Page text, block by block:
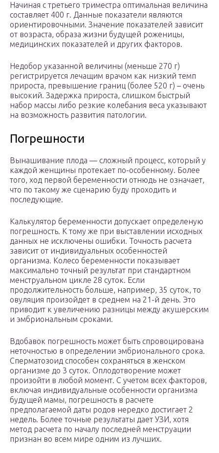
Начиная с третьего триместра оптимальная величина
составляет 400 г. Данные показатели являются
ориентировочными. Значение показателей зависит
от возраста, образа жизни будущей роженицы,
медицинских показателей и других факторов.
Недобор указанной величины (меньше 270 г)
регистрируется лечащим врачом как низкий темп
прироста, превышение границ (более 520 г) – очень
высокий. Задержка прироста, слишком быстрый
набор массы либо резкие колебания веса указывают
на возможность развития патологии.
Погрешности
Вынашивание плода — сложный процесс, который у
каждой женщины протекает по-особенному. Более
того, ход первой беременности отнюдь не означает,
что по такому же сценарию буду проходить и
последующие.
Калькулятор беременности допускает определеную
погрешность. К тому же при выставлении исходных
данных не исключены ошибки. Точность расчета
зависит от индивидуальных особенностей
организма. Колесо беременности показывает
максимально точный результат при стандартном
менструальном цикле 28 суток. Если
продолжительность больше, например, 35 суток, то
овуляция произойдет в среднем на 21-й день. Это
приводит к увеличению разницы между акушерским
и эмбриональным сроками.
Вдобавок погрешность может быть спровоцирована
неточностью в определении эмбрионального срока.
Сперматозоид способен сохраняться в женском
организме до 3 суток. Оплодотворение может
произойти в любой момент. С учетом всех факторов,
включая индивидуальные особенности организма
будущей мамы, погрешность в расчете
предполагаемой даты родов нередко достигает 2
недель. Более точные результаты дает УЗИ, хотя
метод расчета по началу последней менструации
признан во всем мире одним из лучших.